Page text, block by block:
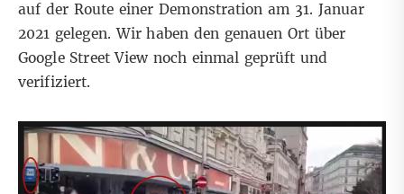
auf der Route einer Demonstration am 31. Januar
2021 gelegen. Wir haben den genauen Ort über
Google Street Viewnoch einmal geprüft und
verifiziert.